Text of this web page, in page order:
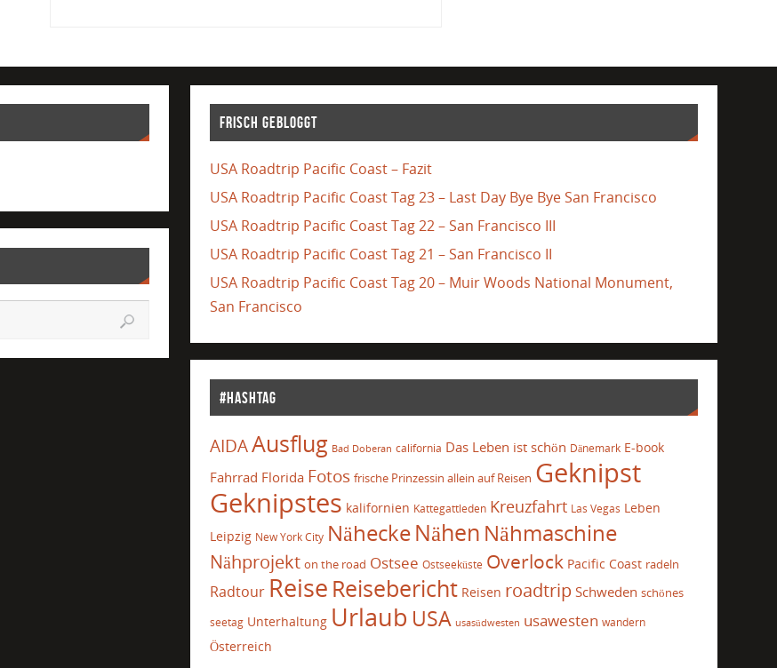
Frisch gebloggt
USA Roadtrip Pacific Coast – Fazit
USA Roadtrip Pacific Coast Tag 23 – Last Day Bye Bye San Francisco
USA Roadtrip Pacific Coast Tag 22 – San Francisco III
USA Roadtrip Pacific Coast Tag 21 – San Francisco II
USA Roadtrip Pacific Coast Tag 20 – Muir Woods National Monument,
San Francisco
#Hashtag
AIDAAusflug Bad Doberan california Das Leben ist schön Dänemark E-book
Fahrrad Florida Fotos frische Prinzessin allein auf Reisen Geknipst
Geknipstes kalifornien Kattegattleden Kreuzfahrt Las Vegas Leben
Leipzig New York City NäheckeNähen Nähmaschine
Nähprojekt on the road Ostsee Ostseeküste Overlock Pacific Coast radeln
Radtour Reise Reisebericht Reisen roadtrip Schweden schönes
seetag Unterhaltung Urlaub USA usasüdwesten usawesten wandern
Österreich